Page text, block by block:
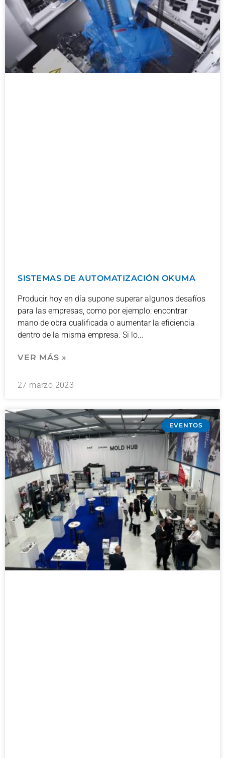
SISTEMAS DE AUTOMATIZACIÓN OKUMA
Producir hoy en día supone superar algunos desafíos
para las empresas, como por ejemplo: encontrar
mano de obra cualificada o aumentar la eficiencia
dentro de la misma empresa. Si lo
VER MÁS »
27 marzo 2023
EVENTOS